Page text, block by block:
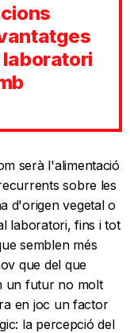
laboratori
serà l'alimentació
sobre les
d'origen vegetal o
laboratori, fins i tot
semblen més
que del que
un futur no molt
en joc un factor
la percepció del